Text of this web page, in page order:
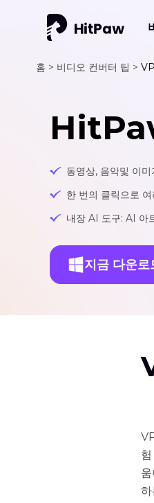
홈 > 비디오 컨버터 팁 >
동영상, 음악및 이
한 번의 클릭으로
내장 AI 도구: AI 아
지금 다운로
하